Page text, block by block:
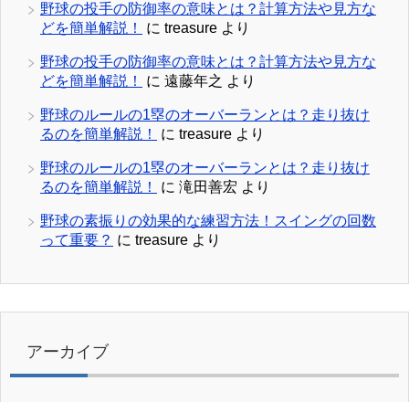
野球の投手の防御率の意味とは？計算方法や見方な
どを簡単解説！
に treasure より
野球の投手の防御率の意味とは？計算方法や見方な
どを簡単解説！
に 遠藤年之 より
野球のルールの1塁のオーバーランとは？走り抜け
るのを簡単解説！
に treasure より
野球のルールの1塁のオーバーランとは？走り抜け
るのを簡単解説！
に 滝田善宏 より
野球の素振りの効果的な練習方法！スイングの回数
って重要？ に treasure より
アーカイブ